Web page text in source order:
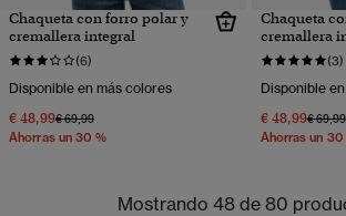
Chaqueta con forro polar y
cremallera integral
(6)
Disponible en más colores
€ 48,99Precio rebajado de
€ 69,99a
Ahorras un 30 %
Chaqueta
cremallera
(3)
Disponible
€ 48,99Precio
€ 69,99a
Ahorras un 30
Mostrando 48 de 80